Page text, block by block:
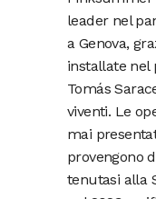
leader nel
a Genova,
installate nel
Tomás
viventi. Le
mai
provengono
tenutasi alla